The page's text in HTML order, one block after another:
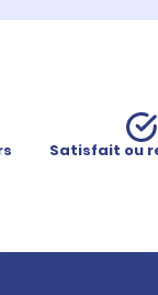
Satisfait ou